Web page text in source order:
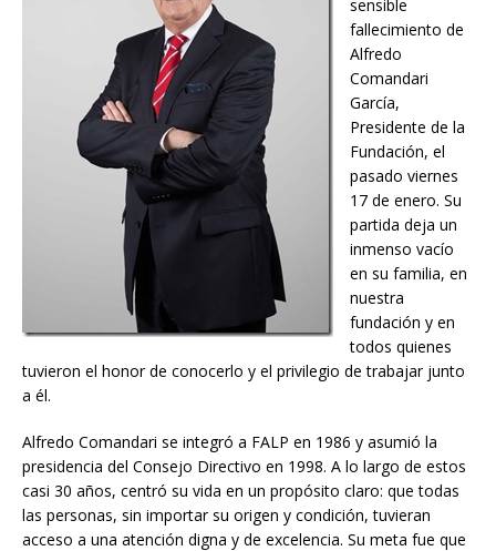
sensible
fallecimiento de
Alfredo
Comandari
García,
Presidente de la
Fundación, el
pasado viernes
17 de enero. Su
partida deja un
inmenso vacío
en su familia, en
nuestra
fundación y en
todos quienes
tuvieron el honor de conocerlo y el privilegio de trabajar junto
a él.
Alfredo Comandari se integró a FALP en 1986 y asumió la
presidencia del Consejo Directivo en 1998. A lo largo de estos
casi 30 años, centró su vida en un propósito claro: que todas
las personas, sin importar su origen y condición, tuvieran
acceso a una atención digna y de excelencia. Su meta fue que